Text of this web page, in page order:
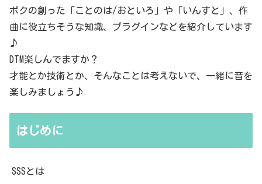
ボクの創った「ことのは/おといろ」や「いんすと」、作
曲に役立ちそうな知識、プラグインなどを紹介しています
♪
DTM楽しんでますか？
才能とか技術とか、そんなことは考えないで、一緒に音を
楽しみましょう♪
はじめに
SSSとは